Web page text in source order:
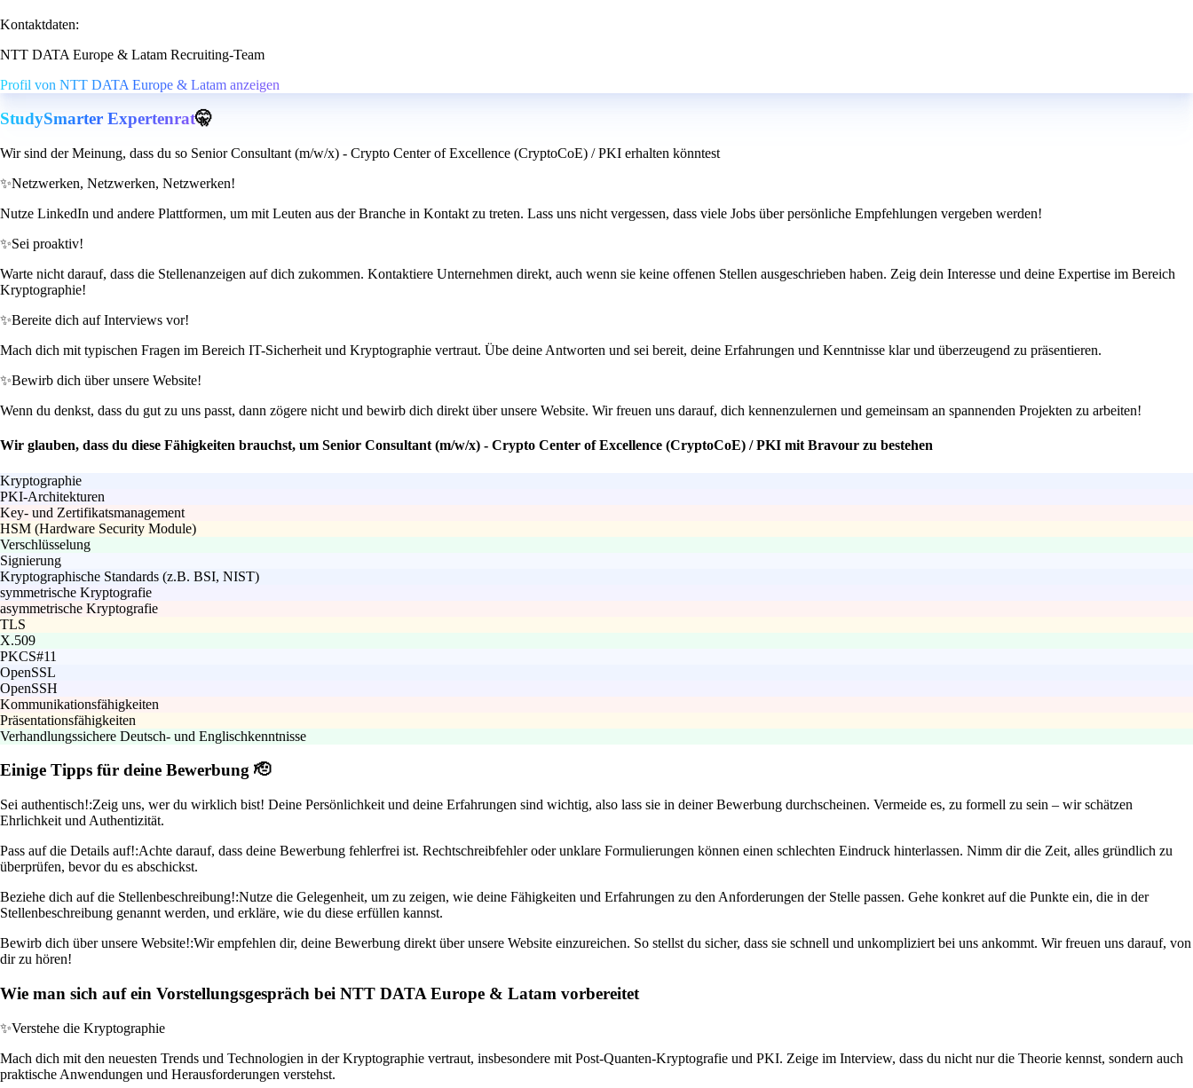
Kontaktdaten:
NTT DATA Europe & Latam Recruiting-Team
Profil von NTT DATA Europe & Latam anzeigen
StudySmarter Expertenrat🤫
Wir sind der Meinung, dass du so Senior Consultant (m/w/x) - Crypto Center of Excellence (CryptoCoE) / PKI erhalten könntest
✨Netzwerken, Netzwerken, Netzwerken!
Nutze LinkedIn und andere Plattformen, um mit Leuten aus der Branche in Kontakt zu treten. Lass uns nicht vergessen, dass viele Jobs über persönliche Empfehlungen vergeben werden!
✨Sei proaktiv!
Warte nicht darauf, dass die Stellenanzeigen auf dich zukommen. Kontaktiere Unternehmen direkt, auch wenn sie keine offenen Stellen ausgeschrieben haben. Zeig dein Interesse und deine Expertise im Bereich
Kryptographie!
✨Bereite dich auf Interviews vor!
Mach dich mit typischen Fragen im Bereich IT-Sicherheit und Kryptographie vertraut. Übe deine Antworten und sei bereit, deine Erfahrungen und Kenntnisse klar und überzeugend zu präsentieren.
✨Bewirb dich über unsere Website!
Wenn du denkst, dass du gut zu uns passt, dann zögere nicht und bewirb dich direkt über unsere Website. Wir freuen uns darauf, dich kennenzulernen und gemeinsam an spannenden Projekten zu arbeiten!
Wir glauben, dass du diese Fähigkeiten brauchst, um Senior Consultant (m/w/x) - Crypto Center of Excellence (CryptoCoE) / PKI mit Bravour zu bestehen
Kryptographie
PKI-Architekturen
Key- und Zertifikatsmanagement
HSM (Hardware Security Module)
Verschlüsselung
Signierung
Kryptographische Standards (z.B. BSI, NIST)
symmetrische Kryptografie
asymmetrische Kryptografie
TLS
X.509
PKCS#11
OpenSSL
OpenSSH
Kommunikationsfähigkeiten
Präsentationsfähigkeiten
Verhandlungssichere Deutsch- und Englischkenntnisse
Einige Tipps für deine Bewerbung 🫡
Sei authentisch!:Zeig uns, wer du wirklich bist! Deine Persönlichkeit und deine Erfahrungen sind wichtig, also lass sie in deiner Bewerbung durchscheinen. Vermeide es, zu formell zu sein – wir schätzen
Ehrlichkeit und Authentizität.
Pass auf die Details auf!:Achte darauf, dass deine Bewerbung fehlerfrei ist. Rechtschreibfehler oder unklare Formulierungen können einen schlechten Eindruck hinterlassen. Nimm dir die Zeit, alles gründlich zu
überprüfen, bevor du es abschickst.
Beziehe dich auf die Stellenbeschreibung!:Nutze die Gelegenheit, um zu zeigen, wie deine Fähigkeiten und Erfahrungen zu den Anforderungen der Stelle passen. Gehe konkret auf die Punkte ein, die in der
Stellenbeschreibung genannt werden, und erkläre, wie du diese erfüllen kannst.
Bewirb dich über unsere Website!:Wir empfehlen dir, deine Bewerbung direkt über unsere Website einzureichen. So stellst du sicher, dass sie schnell und unkompliziert bei uns ankommt. Wir freuen uns darauf, von
dir zu hören!
Wie man sich auf ein Vorstellungsgespräch bei NTT DATA Europe & Latam vorbereitet
✨Verstehe die Kryptographie
Mach dich mit den neuesten Trends und Technologien in der Kryptographie vertraut, insbesondere mit Post-Quanten-Kryptografie und PKI. Zeige im Interview, dass du nicht nur die Theorie kennst, sondern auch
praktische Anwendungen und Herausforderungen verstehst.